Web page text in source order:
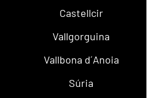
Castellcir
Vallgorguina
Vallbona d´Anoia
Súria